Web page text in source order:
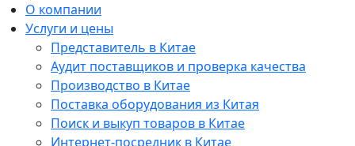
О компании
Услуги и цены
Представитель в Китае
Аудит поставщиков и проверка качества
Производство в Китае
Поставка оборудования из Китая
Поиск и выкуп товаров в Китае
Интернет-посредник в Китае